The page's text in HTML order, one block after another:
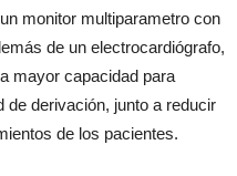
monitor multiparametro con
de un electrocardiógrafo,
mayor capacidad para
de derivación, junto a reducir
de los pacientes.